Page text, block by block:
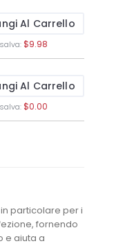
Al Carrello
salva:$9.98
Al Carrello
salva:$0.00
particolare per i
fornendo
e aiuta a